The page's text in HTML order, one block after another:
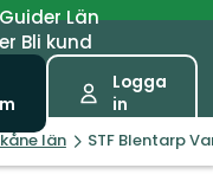
GuiderLän
Bli kund
Logga
in
län STF Blentarp